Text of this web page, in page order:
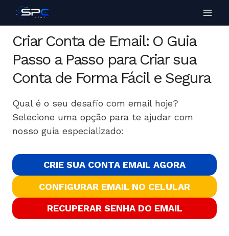
Criar Conta de Email: O Guia
Passo a Passo para Criar sua
Conta de Forma Fácil e Segura
Qual é o seu desafio com email hoje?
Selecione uma opção para te ajudar com
nosso guia especializado:
CRIE SUA CONTA EMAIL AGORA
CONFIGURAR EMAIL NO CELULAR
RECUPERAR SENHA DO EMAIL